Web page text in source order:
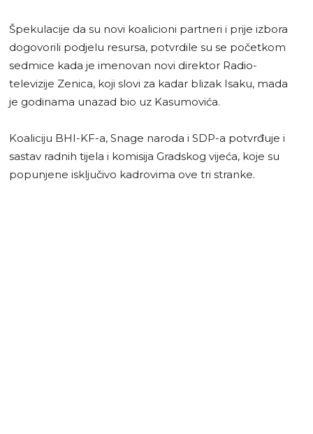
Špekulacije da su novi koalicioni partneri i prije izbora
dogovorili podjelu resursa, potvrdile su se početkom
sedmice kada je imenovan novi direktor Radio-
televizije Zenica, koji slovi za kadar blizak Isaku, mada
je godinama unazad bio uz Kasumovića.
Koaliciju BHI-KF-a, Snage naroda i SDP-a potvrđuje i
sastav radnih tijela i komisija Gradskog vijeća, koje su
popunjene isključivo kadrovima ove tri stranke.